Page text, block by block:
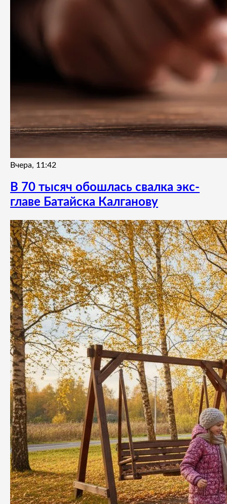
Вчера, 11:42
В 70 тысяч обошлась свалка экс-
главе Батайска Калганову